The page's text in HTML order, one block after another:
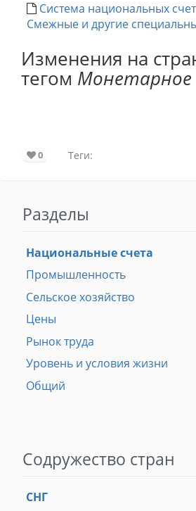
Система национальных
Смежные и другие
Изменения на
тегом Монетарное
0 Теги:
Разделы
Национальные счета
Промышленность
Сельское хозяйство
Цены
Рынок труда
Уровень и условия жизни
Общий
Содружество стран
СНГ